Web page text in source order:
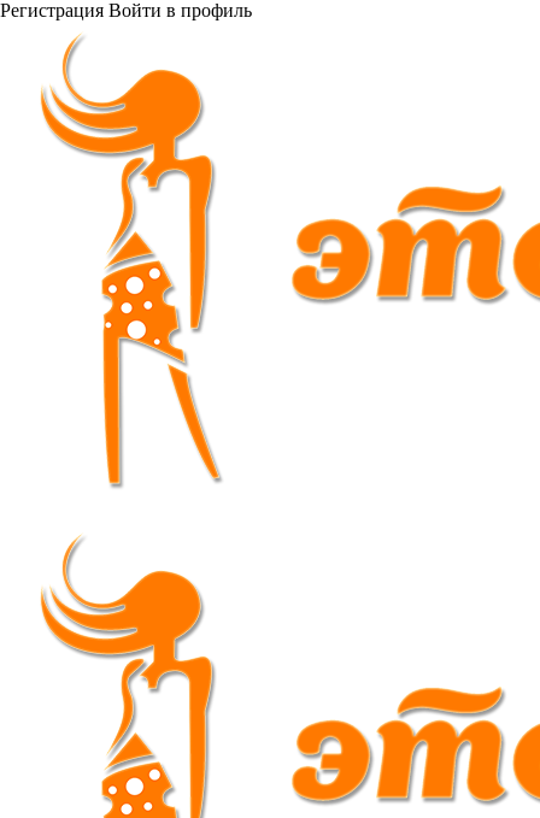
Регистрация Войти в профиль